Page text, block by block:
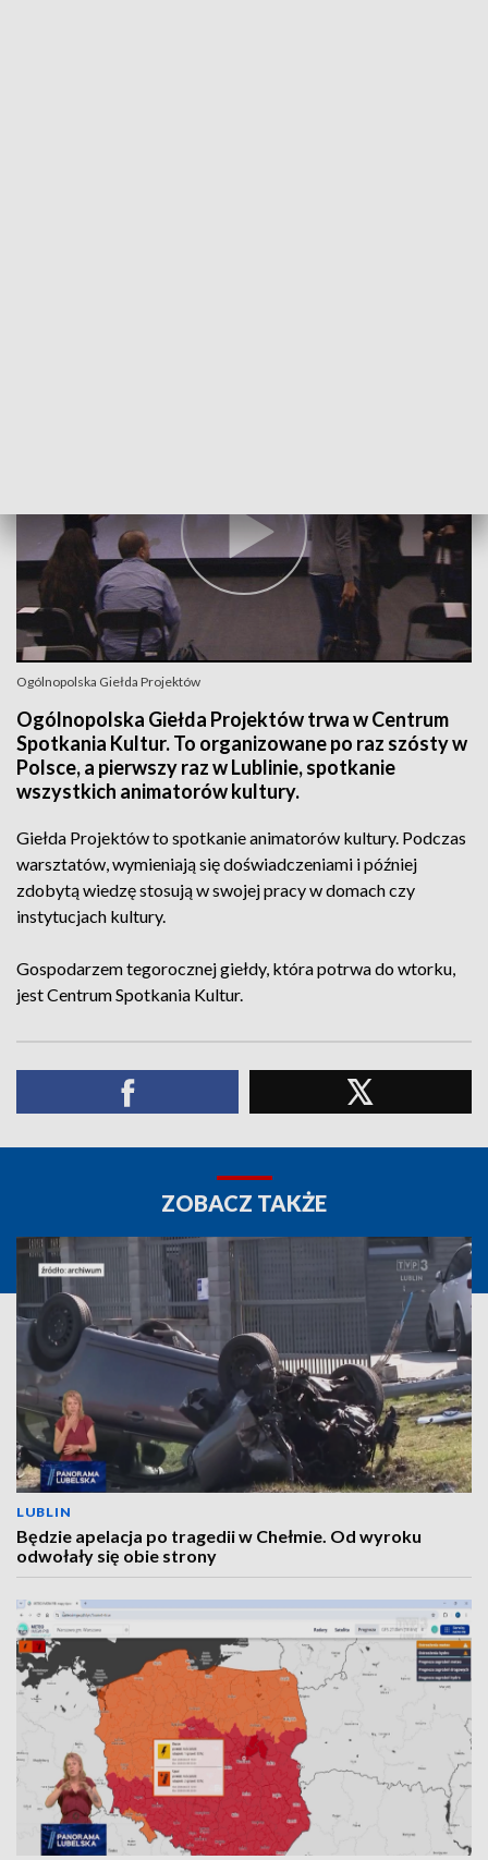
Ogólnopolska Giełda Projektów
Ogólnopolska Giełda Projektów trwa w Centrum
Spotkania Kultur. To organizowane po raz szósty w
Polsce, a pierwszy raz w Lublinie, spotkanie
wszystkich animatorów kultury.
Giełda Projektów to spotkanie animatorów kultury. Podczas
warsztatów, wymieniają się doświadczeniami i później
zdobytą wiedzę stosują w swojej pracy w domach czy
instytucjach kultury.
Gospodarzem tegorocznej giełdy, która potrwa do wtorku,
jest Centrum Spotkania Kultur.
ZOBACZ TAKŻE
LUBLIN
Będzie apelacja po tragedii w Chełmie. Od wyroku
odwołały się obie strony